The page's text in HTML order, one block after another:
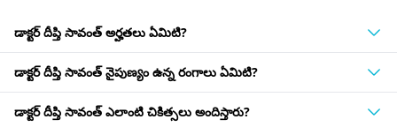
డాక్టర్ దీప్తి సావంత్ అర్హతలు ఏమిటి?
డాక్టర్ దీప్తి సావంత్ నైపుణ్యం ఉన్న రంగాలు ఏమిటి?
డాక్టర్ దీప్తి సావంత్ ఎలాంటి చికిత్సలు అందిస్తారు?